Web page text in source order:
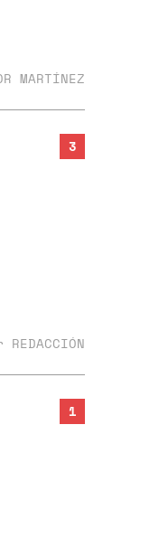
MARTÍNEZ
3
REDACCIÓN
1